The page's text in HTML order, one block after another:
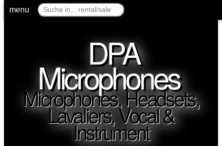
menu
DPA
Microphones
Microphones, Headsets,
Lavaliers, Vocal &
Instrument